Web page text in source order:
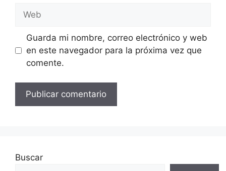
Web
Guarda mi nombre, correo electrónico y web
en este navegador para la próxima vez que
comente.
Buscar